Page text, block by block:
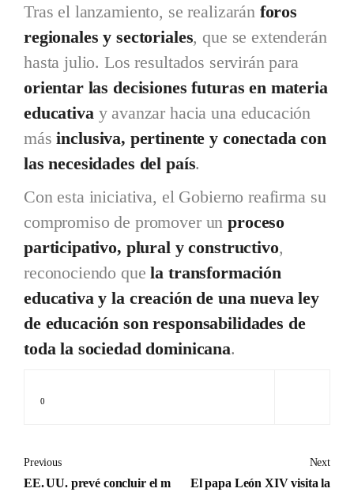
Tras el lanzamiento, se realizarán foros
regionales y sectoriales, que se extenderán
hasta julio. Los resultados servirán para
orientar las decisiones futuras en materia
educativay avanzar hacia una educación
másinclusiva, pertinente y conectada con
las necesidades del país.
Con esta iniciativa, el Gobierno reafirma su
compromiso de promover unproceso
participativo, plural y constructivo,
reconociendo quela transformación
educativa y la creación de una nueva ley
de educación son responsabilidades de
toda la sociedad dominicana.
0
Previous
EE. UU. prevé concluir el m
Next
El papa León XIV visita la